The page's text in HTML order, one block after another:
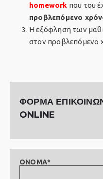
homework που του
προβλεπόμενο
Η εξόφληση των
στον προβλεπόμενο
ΦΟΡΜΑ
ONLINE
ΟΝΟΜΑ*